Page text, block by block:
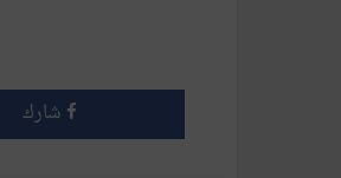
شارك